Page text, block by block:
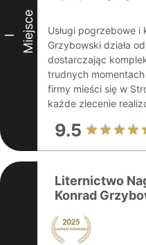
I Miejsce
Usługi pogrzebowe i
Grzybowski działa
dostarczając
trudnych
firmy mieści się w
każde zlecenie
9.5
Liternictwo
Konrad